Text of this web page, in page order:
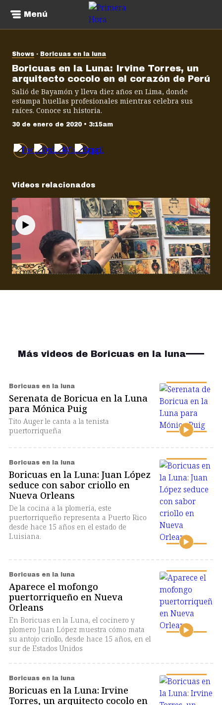
Menú
Shows Boricuas en la luna
Boricuas en la Luna: Irvine Torres, un
arquitecto cocolo en el corazón de Perú
Salió de Bayamón y lleva diez años en Lima, donde
estampa huellas profesionales mientras celebra sus
raíces. Conoce su historia.
30 de enero de 2020 • 3:15am
Videos relacionados
Boricuas en la luna
Boricuas en la Luna: Irvine Torres, un
arquitecto cocolo en el corazón de Perú
Más videos de Boricuas en la luna
Boricuas en la luna
Serenata de Boricua en la Luna
para Mónica Puig
Tito Auger le canta a la tenista
puertorriqueña
Boricuas en la luna
Boricuas en la Luna: Juan López
seduce con sabor criollo en
Nueva Orleans
De la cocina a la plomería, este
puertorriqueño representa a Puerto Rico
desde hace 15 años en el estado de
Luisiana.
Boricuas en la luna
Aparece el mofongo
puertorriqueño en Nueva
Orleans
En Boricuas en la Luna, el cocinero y
plomero Juan López muestra cómo mata
su antojo criollo, desde hace 15 años, en el
sur de Estados Unidos
Boricuas en la luna
Boricuas en la Luna: Irvine
Torres, un arquitecto cocolo en